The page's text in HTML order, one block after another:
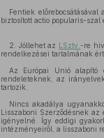
Fentiek
biztosított actio popularis-
2. Jóllehet az LSztv.-re
rendelkezései tartalmának
Az Európai Unió alapító
rendeleteknek, az
tartozik.
Nincs akadálya
Lisszaboni Szerződésnek
igényelné. Így eddigi
intézményeiről, a lisszaboni